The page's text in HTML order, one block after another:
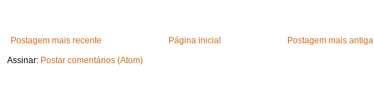
Postagem mais recente Postagem mais antiga
Página inicial
Assinar: Postar comentários (Atom)